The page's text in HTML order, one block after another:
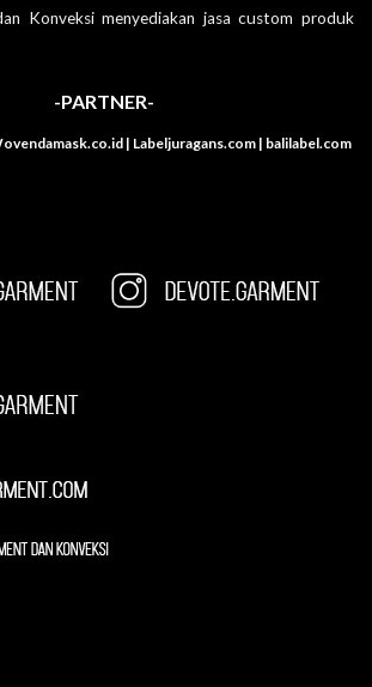
Konveksi menyediakan jasa custom produk
-PARTNER-
| Labeljuragans.com | balilabel.com